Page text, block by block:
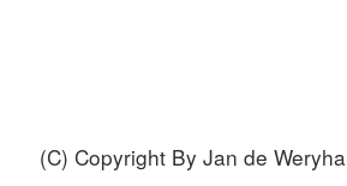
(C) Copyright By Jan de Weryha